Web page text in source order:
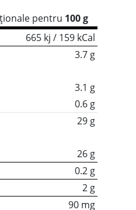
pentru 100 g
665 kj / 159 kCal
3.7 g
3.1 g
0.6 g
29 g
26 g
0.2 g
2 g
90 mg